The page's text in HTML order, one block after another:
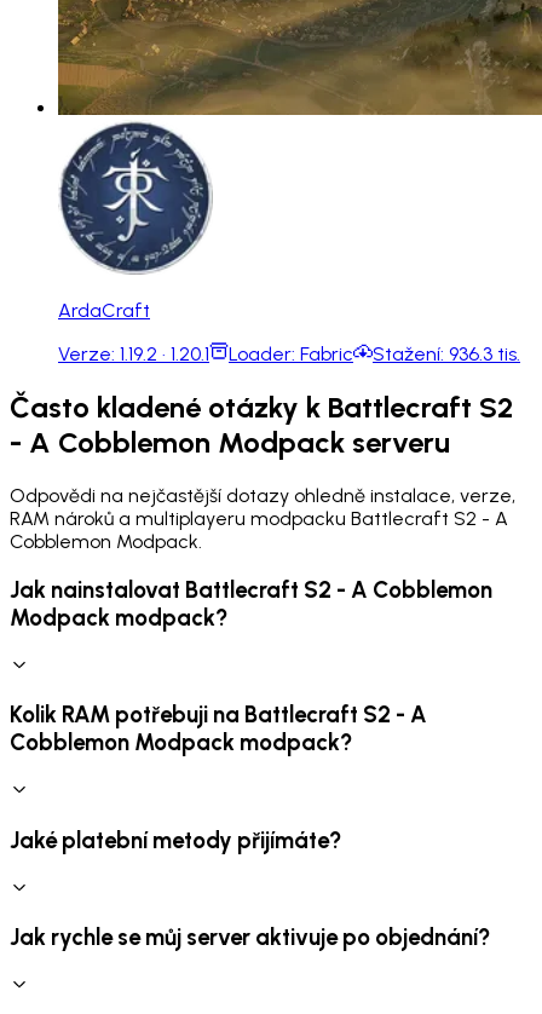
ArdaCraft
Verze: 1.19.2 · 1.20.1 Loader: Fabric Stažení: 936.3 tis.
Často kladené otázky k Battlecraft S2
- A Cobblemon Modpack serveru
Odpovědi na nejčastější dotazy ohledně instalace, verze,
RAM nároků a multiplayeru modpacku Battlecraft S2 - A
Cobblemon Modpack.
Jak nainstalovat Battlecraft S2 - A Cobblemon
Modpack modpack?
Kolik RAM potřebuji na Battlecraft S2 - A
Cobblemon Modpack modpack?
Jaké platební metody přijímáte?
Jak rychle se můj server aktivuje po objednání?